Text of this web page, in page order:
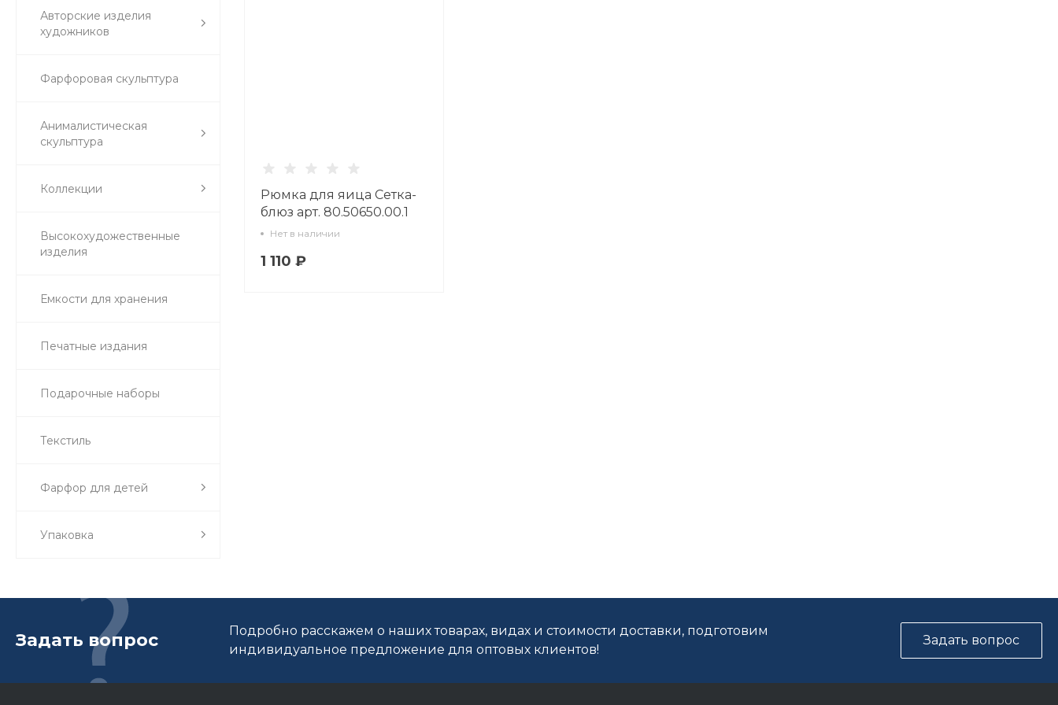
Авторские изделия
художников
Фарфоровая скульптура
Анималистическая
скульптура
Коллекции
Высокохудожественные
изделия
Емкости для хранения
Печатные издания
Подарочные наборы
Текстиль
Фарфор для детей
Упаковка
Рюмка для яица Сетка-
блюз арт. 80.50650.00.1
Нет в наличии
1 110 ₽
Задать вопрос
Подробно расскажем о наших товарах, видах и стоимости доставки, подготовим
индивидуальное предложение для оптовых клиентов!
Задать вопрос